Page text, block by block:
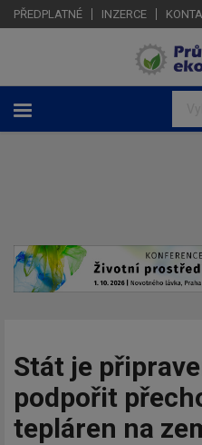
PŘEDPLATNÉ INZERCE
Stát je
podpořit
tepláren na